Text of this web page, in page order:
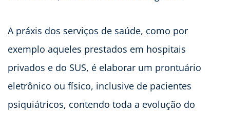
A práxis dos serviços de saúde, como por
exemplo aqueles prestados em hospitais
privados e do SUS, é elaborar um prontuário
eletrônico ou físico, inclusive de pacientes
psiquiátricos, contendo toda a evolução do